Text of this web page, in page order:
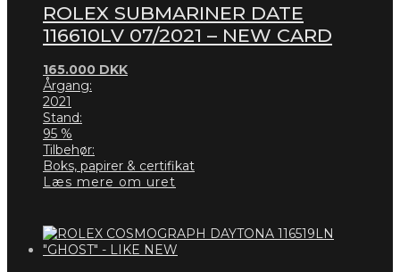
ROLEX SUBMARINER DATE
116610LV 07/2021 – NEW CARD
165.000 DKK
Årgang:
2021
Stand:
95 %
Tilbehør:
Boks, papirer & certifikat
Læs mere om uret